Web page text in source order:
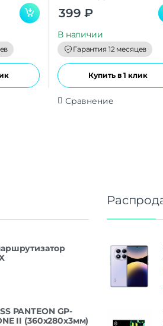
o
o
399 ₽
В наличии
Гарантия 12 месяцев
Купить в 1 клик
Сравнение
PANTEON GP-
II (360x280x3мм)